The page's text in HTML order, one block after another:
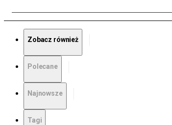
Zobacz również
Polecane
Najnowsze
Tagi